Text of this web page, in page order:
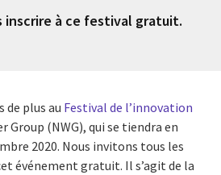
inscrire à ce festival gratuit.
de plus au Festival de l’innovation
(NWG), qui se tiendra en
2020. Nous invitons tous les
événement gratuit. Il s’agit de la